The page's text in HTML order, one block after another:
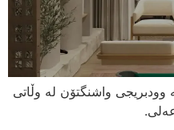
وودبریجی واشنگتۆن لە وڵاتی